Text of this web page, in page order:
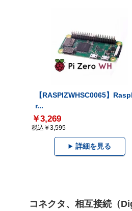
【RASPIZWHSC0065】
r...
￥3,269
税込￥3,595
詳細を見る
コネクタ、相互接続（